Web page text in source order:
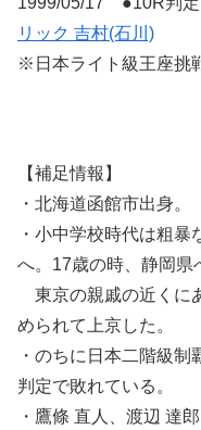
リック 吉村(石川)
※日本ライト級王座挑
【補足情報】
・北海道函館市出身。
・小中学校時代は粗
へ。17歳の時、静岡県
東京の親戚の近くに
められて上京した。
・のちに日本二階級制
判定で敗れている。
・鷹條 直人、渡辺 達